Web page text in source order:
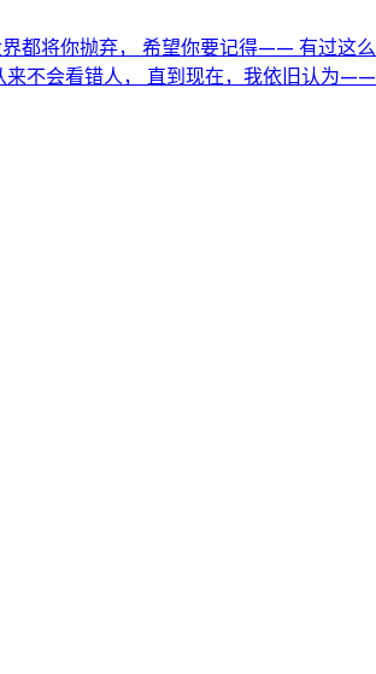
都将你抛弃， 希望你要记得—— 有过这
不会看错人， 直到现在，我依旧认为